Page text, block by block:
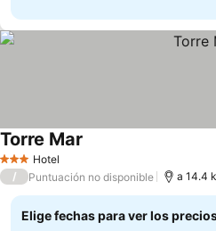
3 Estrellas
Hotel
Torre Mar
/ Puntuación no disponible a 14.4
Elige fechas para ver los